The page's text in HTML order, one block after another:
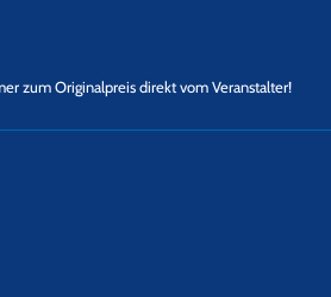
zum Originalpreis direkt vom Veranstalter!